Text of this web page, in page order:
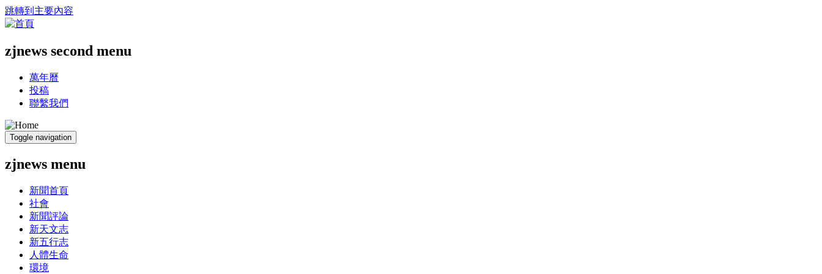
跳轉到主要內容
zjnews second menu
萬年曆
投稿
聯繫我們
Toggle navigation
zjnews menu
新聞首頁
社會
新聞評論
新天文志
新五行志
人體生命
環境